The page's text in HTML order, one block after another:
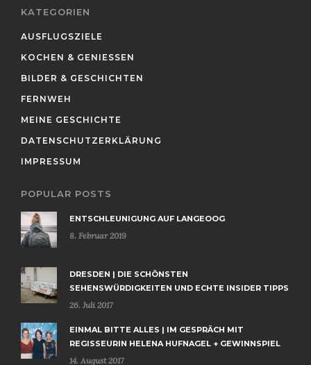
KATEGORIEN
AUSFLUGSZIELE
KOCHEN & GENIESSEN
BILDER & GESCHICHTEN
FERNWEH
MEINE GESCHICHTE
DATENSCHUTZERKLÄRUNG
IMPRESSUM
POPULAR POSTS
ENTSCHLEUNIGUNG AUF LANGEOOG
8. Februar 2019
DRESDEN | DIE SCHÖNSTEN
SEHENSWÜRDIGKEITEN UND ECHTE INSIDER TIPPS
26. Juli 2017
EINMAL BITTE ALLES | IM GESPRÄCH MIT
REGISSEURIN HELENA HUFNAGEL + GEWINNSPIEL
14. August 2017